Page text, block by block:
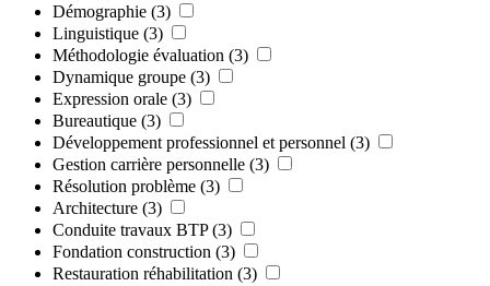
Démographie (3)
Linguistique (3)
Méthodologie évaluation (3)
Dynamique groupe (3)
Expression orale (3)
Bureautique (3)
Développement professionnel et personnel (3)
Gestion carrière personnelle (3)
Résolution problème (3)
Architecture (3)
Conduite travaux BTP (3)
Fondation construction (3)
Restauration réhabilitation (3)